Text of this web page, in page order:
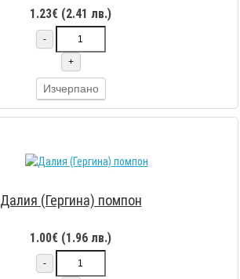
1.23€ (2.41 лв.)
-
+
Изчерпано
Далия (Гергина) помпон
1.00€ (1.96 лв.)
-